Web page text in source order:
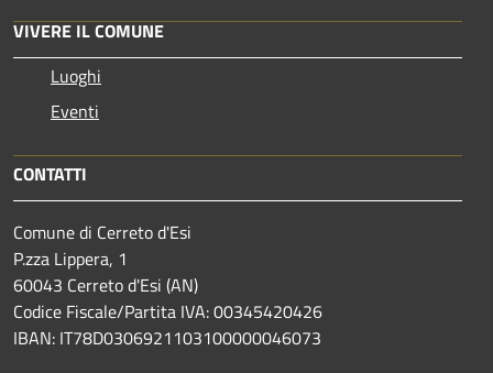
VIVERE IL COMUNE
Luoghi
Eventi
CONTATTI
Comune di Cerreto d'Esi
P.zza Lippera, 1
60043 Cerreto d'Esi (AN)
Codice Fiscale/Partita IVA: 00345420426
IBAN: IT78D0306921103100000046073